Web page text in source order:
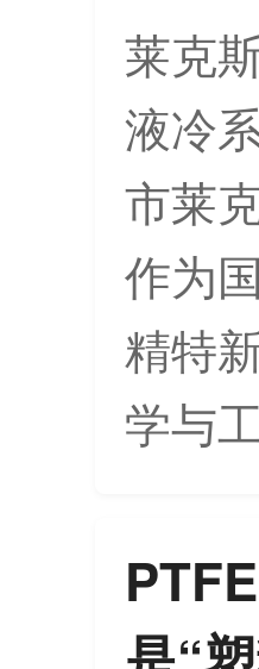
莱克
液冷
市莱
作为
精特
学与